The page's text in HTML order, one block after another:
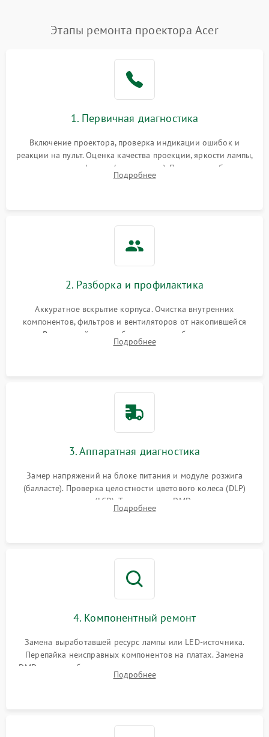
Нестабильная яркость или
контраст
4000 ₽ Подробнее →
Неравномерная подсветка
автоматическая коррекция
трапеции (Keystone)
Проблемы с
масштабированием
Подробнее →
Этапы ремонта проектора Acer
1. Первичная диагностика
Включение проектора, проверка индикации ошибок и
реакции на пульт. Оценка качества проекции, яркости лампы,
наличия артефактов (точки, пятна). Проверка работы
системы охлаждения по уровню шума вентиляторов.
Подробнее
2. Разборка и профилактика
Аккуратное вскрытие корпуса. Очистка внутренних
компонентов, фильтров и вентиляторов от накопившейся
пыли. Визуальный осмотр блока питания, балласта лампы и
материнской платы на наличие прогаров или вздутых
Подробнее
3. Аппаратная диагностика
Замер напряжений на блоке питания и модуле розжига
(балласте). Проверка целостности цветового колеса (DLP)
или поляризаторов (LCD). Тестирование DMD-чипа, датчиков
температуры и оптопар с помощью мультиметра и
Подробнее
4. Компонентный ремонт
Замена выработавшей ресурс лампы или LED-источника.
Перепайка неисправных компонентов на платах. Замена
DMD-чипа при битых пикселях, установка нового цветового
колеса или восстановление сгоревших поляризационных
Подробнее